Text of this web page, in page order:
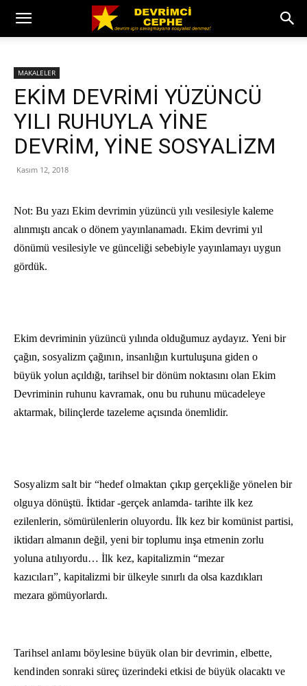
MAKALELER
EKİM DEVRİMİ YÜZÜNCÜ
YILI RUHUYLA YİNE
DEVRİM, YİNE SOSYALİZM
Kasım 12, 2018
Not: Bu yazı Ekim devrimin yüzüncü yılı vesilesiyle kaleme
alınmıştı ancak o dönem yayınlanamadı. Ekim devrimi yıl
dönümü vesilesiyle ve günceliği sebebiyle yayınlamayı uygun
gördük.
Ekim devriminin yüzüncü yılında olduğumuz aydayız. Yeni bir
çağın, sosyalizm çağının, insanlığın kurtuluşuna giden o
büyükyolun açıldığı, tarihsel bir dönüm noktasını olan Ekim
Devriminin ruhunu kavramak, onu bu ruhunu mücadeleye
aktarmak, bilinçlerde tazeleme açısında önemlidir.
Sosyalizm salt bir “hedef olmaktan çıkıp gerçekliğe yönelen bir
olguya dönüştü. İktidar -gerçek anlamda- tarihte ilk kez
ezilenlerin, sömürülenle­rin oluyordu. İlk kez bir komünist partisi,
iktidarı almanın değil, yeni bir toplumu inşa etmenin zorlu
yoluna atılıyordu… İlk kez, kapitalizmin “mezar
kazıcıları”, kapitalizmi bir ülkeyle sınırlı da olsa kazdıkları
mezara gömüyorlardı.
Tarihsel anlamı böylesine büyük olan bir devrimin, elbette,
kendindensonraki süreç üzerindeki etkisi de büyük olacaktı ve